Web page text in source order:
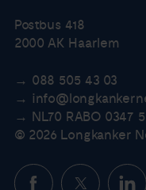
Postbus 418
2000 AK Haarlem
088 505 43 03
NL70 RABO 0347
© 2026 Longkanker